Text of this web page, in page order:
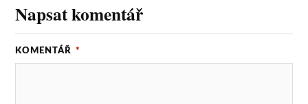
Napsat komentář
KOMENTÁŘ *